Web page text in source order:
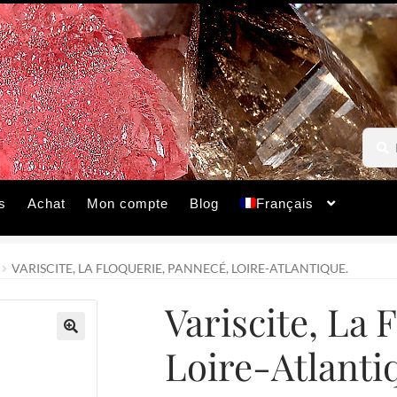
pour :
Achat Mon compte Blog Français
VARISCITE, LA FLOQUERIE, PANNECÉ, LOIRE-ATLANTIQUE.
Variscite, La
Loire-